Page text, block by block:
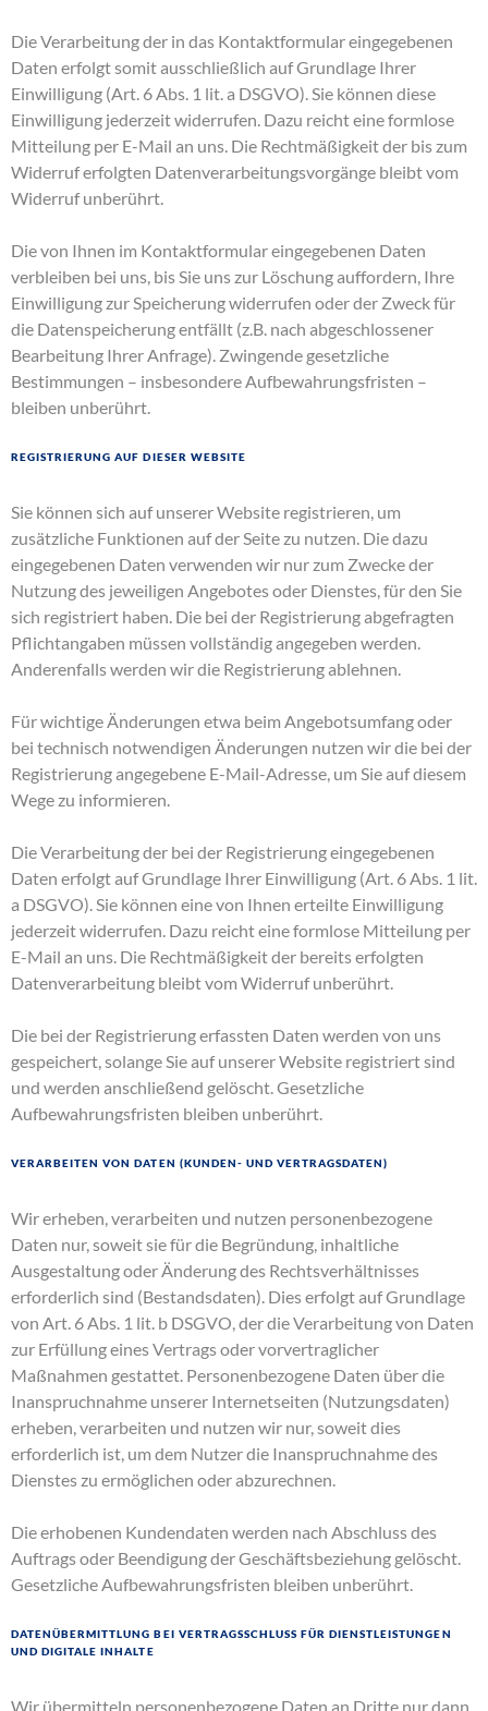
Die Verarbeitung der in das Kontaktformular eingegebenen
Daten erfolgt somit ausschließlich auf Grundlage Ihrer
Einwilligung (Art. 6 Abs. 1 lit. a DSGVO). Sie können diese
Einwilligung jederzeit widerrufen. Dazu reicht eine formlose
Mitteilung per E-Mail an uns. Die Rechtmäßigkeit der bis zum
Widerruf erfolgten Datenverarbeitungsvorgänge bleibt vom
Widerruf unberührt.
Die von Ihnen im Kontaktformular eingegebenen Daten
verbleiben bei uns, bis Sie uns zur Löschung auffordern, Ihre
Einwilligung zur Speicherung widerrufen oder der Zweck für
die Datenspeicherung entfällt (z.B. nach abgeschlossener
Bearbeitung Ihrer Anfrage). Zwingende gesetzliche
Bestimmungen – insbesondere Aufbewahrungsfristen –
bleiben unberührt.
Registrierung auf dieser Website
Sie können sich auf unserer Website registrieren, um
zusätzliche Funktionen auf der Seite zu nutzen. Die dazu
eingegebenen Daten verwenden wir nur zum Zwecke der
Nutzung des jeweiligen Angebotes oder Dienstes, für den Sie
sich registriert haben. Die bei der Registrierung abgefragten
Pflichtangaben müssen vollständig angegeben werden.
Anderenfalls werden wir die Registrierung ablehnen.
Für wichtige Änderungen etwa beim Angebotsumfang oder
bei technisch notwendigen Änderungen nutzen wir die bei der
Registrierung angegebene E-Mail-Adresse, um Sie auf diesem
Wege zu informieren.
Die Verarbeitung der bei der Registrierung eingegebenen
Daten erfolgt auf Grundlage Ihrer Einwilligung (Art. 6 Abs. 1 lit.
a DSGVO). Sie können eine von Ihnen erteilte Einwilligung
jederzeit widerrufen. Dazu reicht eine formlose Mitteilung per
E-Mail an uns. Die Rechtmäßigkeit der bereits erfolgten
Datenverarbeitung bleibt vom Widerruf unberührt.
Die bei der Registrierung erfassten Daten werden von uns
gespeichert, solange Sie auf unserer Website registriert sind
und werden anschließend gelöscht. Gesetzliche
Aufbewahrungsfristen bleiben unberührt.
Verarbeiten von Daten (Kunden- und Vertragsdaten)
Wir erheben, verarbeiten und nutzen personenbezogene
Daten nur, soweit sie für die Begründung, inhaltliche
Ausgestaltung oder Änderung des Rechtsverhältnisses
erforderlich sind (Bestandsdaten). Dies erfolgt auf Grundlage
von Art. 6 Abs. 1 lit. b DSGVO, der die Verarbeitung von Daten
zur Erfüllung eines Vertrags oder vorvertraglicher
Maßnahmen gestattet. Personenbezogene Daten über die
Inanspruchnahme unserer Internetseiten (Nutzungsdaten)
erheben, verarbeiten und nutzen wir nur, soweit dies
erforderlich ist, um dem Nutzer die Inanspruchnahme des
Dienstes zu ermöglichen oder abzurechnen.
Die erhobenen Kundendaten werden nach Abschluss des
Auftrags oder Beendigung der Geschäftsbeziehung gelöscht.
Gesetzliche Aufbewahrungsfristen bleiben unberührt.
Datenübermittlung bei Vertragsschluss für Dienstleistungen
und digitale Inhalte
Wir übermitteln personenbezogene Daten an Dritte nur dann,